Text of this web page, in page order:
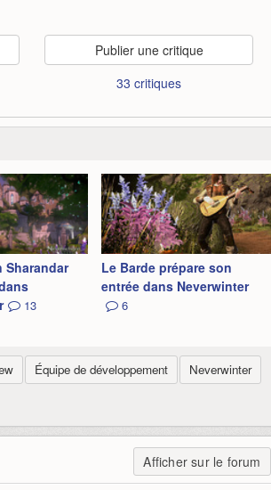
Publier une critique
33 critiques
Sharandar
13
Le Barde prépare son
entrée dans Neverwinter
6
Équipe de développement
Neverwinter
Afficher sur le forum